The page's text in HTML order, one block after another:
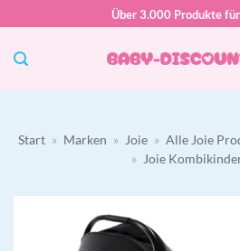
springen
Über 3.000 Produkte
Start » Marken » Joie » Alle Joie
»
Joie